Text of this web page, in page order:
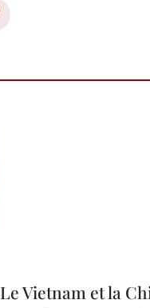
Le Vietnam et la